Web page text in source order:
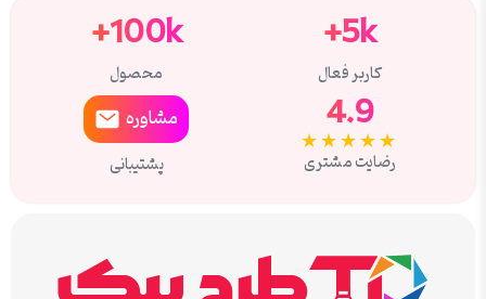
5k+
کاربر فعال
100k+
محصول
4.9
★★★★★
رضایت مشتری
مشاوره
پشتیبانی